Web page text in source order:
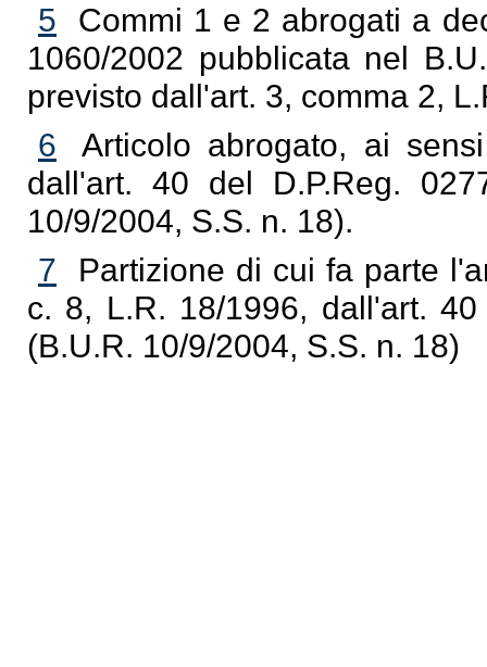
5
Commi 1 e 2 abrogati a
1060/2002 pubblicata nel
previsto dall'art. 3, comma 2,
6
Articolo abrogato, ai
dall'art. 40 del D.P.Reg.
10/9/2004, S.S. n. 18).
7
Partizione di cui fa parte
c. 8, L.R. 18/1996, dall'art.
(B.U.R. 10/9/2004, S.S. n. 18)